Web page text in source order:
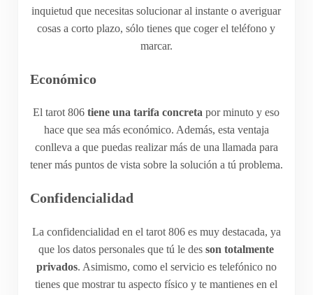
inquietud que necesitas solucionar al instante o averiguar
cosas a corto plazo, sólo tienes que coger el teléfono y
marcar.
Económico
El tarot 806tiene una tarifa concreta por minuto y eso
hace que sea más económico. Además, esta ventaja
conlleva a que puedas realizar más de una llamada para
tener más puntos de vista sobre la solución a tú problema.
Confidencialidad
La confidencialidad en el tarot 806 es muy destacada, ya
que los datos personales que tú le desson totalmente
privados. Asimismo, como el servicio es telefónico no
tienes que mostrar tu aspecto físico y te mantienes en el